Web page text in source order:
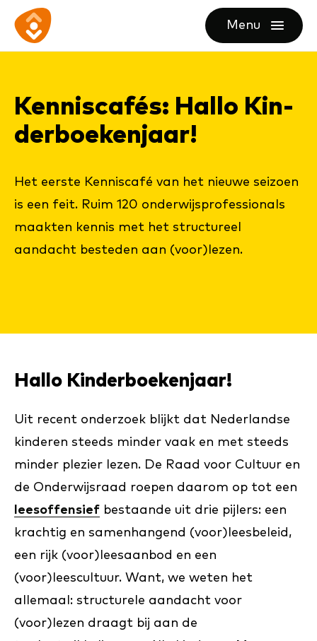
direct
content
direct
footer
Ga
naar
Menu
openen
Ken­nis­ca­fés: Hal­lo Kin­
der­boe­ken­jaar!
Het eerste Kenniscafé van het nieuwe seizoen
is een feit. Ruim 120 onderwijsprofessionals
maakten kennis met het structureel
aandacht besteden aan (voor)lezen.
Hallo Kinderboekenjaar!
Uit recent onderzoek blijkt dat Nederlandse
kinderen steeds minder vaak en met steeds
minder plezier lezen. De Raad voor Cultuur en
de Onderwijsraad roepen daarom op tot een
leesoffensief bestaande uit drie pijlers: een
krachtig en samenhangend (voor)leesbeleid,
een rijk (voor)leesaanbod en een
(voor)leescultuur. Want, we weten het
allemaal: structurele aandacht voor
(voor)lezen draagt bij aan de